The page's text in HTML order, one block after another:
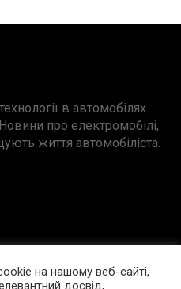
в автомобілях.
про електромобілі,
життя автомобіліста.
на нашому веб-сайті,
досвід,